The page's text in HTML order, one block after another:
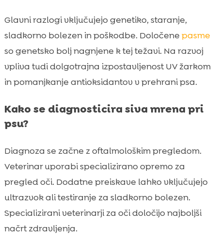
Glavni razlogi vključujejo genetiko, staranje,
sladkorno bolezen in poškodbe. Določene pasme
so genetsko bolj nagnjene k tej težavi. Na razvoj
vpliva tudi dolgotrajna izpostavljenost UV žarkom
in pomanjkanje antioksidantov v prehrani psa.
Kako se diagnosticira siva mrena pri
psu?
Diagnoza se začne z oftalmološkim pregledom.
Veterinar uporabi specializirano opremo za
pregled oči. Dodatne preiskave lahko vključujejo
ultrazvok ali testiranje za sladkorno bolezen.
Specializirani veterinarji za oči določijo najboljši
načrt zdravljenja.